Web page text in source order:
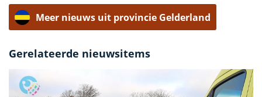
Meer nieuws uit provincie Gelderland
Gerelateerde nieuwsitems